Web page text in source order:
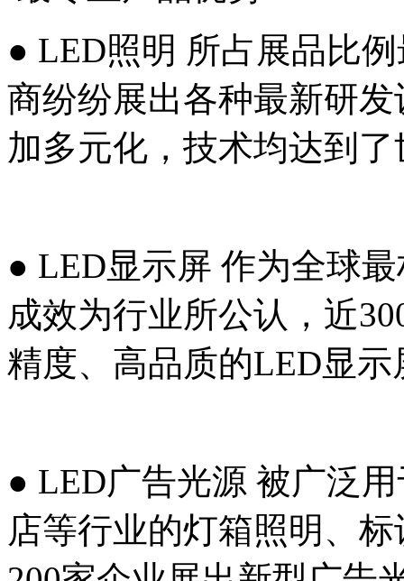
● LED照明 所占展品比
商纷纷展出各种最新研
加多元化，技术均达到
● LED显示屏 作为全球
成效为行业所公认，近
精度、高品质的LED显
● LED广告光源 被广泛
店等行业的灯箱照明、